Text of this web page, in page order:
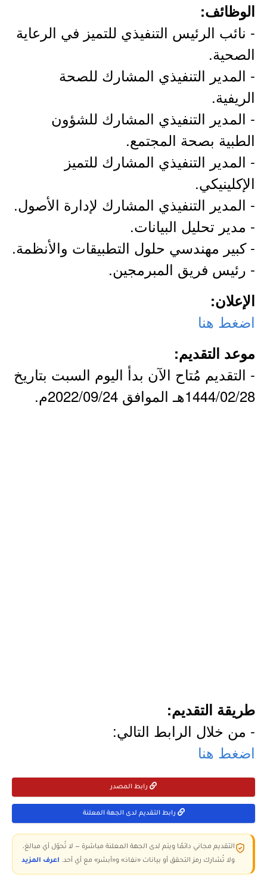
الوظائف:
- نائب الرئيس التنفيذي للتميز في الرعاية
الصحية.
- المدير التنفيذي المشارك للصحة
الريفية.
- المدير التنفيذي المشارك للشؤون
الطبية بصحة المجتمع.
- المدير التنفيذي المشارك للتميز
الإكلينيكي.
- المدير التنفيذي المشارك لإدارة الأصول.
- مدير تحليل البيانات.
- كبير مهندسي حلول التطبيقات والأنظمة.
- رئيس فريق المبرمجين.
الإعلان:
اضغط هنا
موعد التقديم:
- التقديم مُتاح الآن بدأ اليوم السبت بتاريخ
1444/02/28هـ الموافق 2022/09/24م.
طريقة التقديم:
- من خلال الرابط التالي:
اضغط هنا
رابط المصدر
رابط التقديم لدى الجهة المعلنة
التقديم مجاني دائمًا ويتم لدى الجهة المعلنة مباشرة — لا تُحوّل أي مبالغ،
ولا تُشارك رمز التحقق أو بيانات «نفاذ» و«أبشر» مع أي أحد. اعرف المزيد